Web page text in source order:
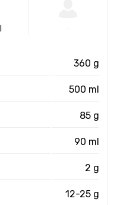
360 g
500 ml
85 g
90 ml
2 g
12-25 g